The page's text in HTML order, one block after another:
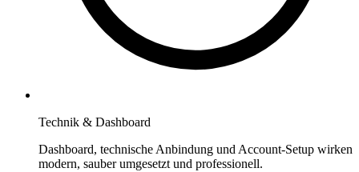
Technik & Dashboard
Dashboard, technische Anbindung und Account-Setup wirken
modern, sauber umgesetzt und professionell.